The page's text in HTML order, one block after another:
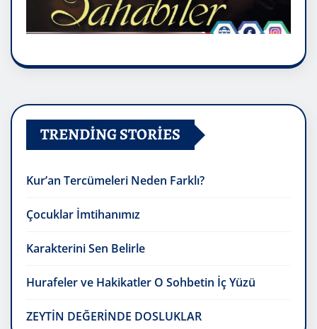
TRENDING STORIES
Kur’an Tercümeleri Neden Farklı?
Çocuklar İmtihanımız
Karakterini Sen Belirle
Hurafeler ve Hakikatler O Sohbetin İç Yüzü
ZEYTİN DEĞERİNDE DOSLUKLAR